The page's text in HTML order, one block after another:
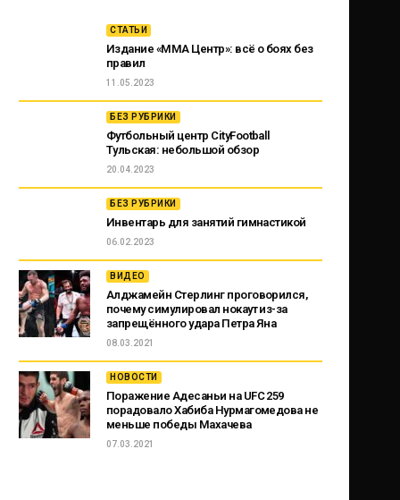
СТАТЬИ
Издание «ММА Центр»: всё о боях без
правил
11.05.2023
БЕЗ РУБРИКИ
Футбольный центр CityFootball
Тульская: небольшой обзор
20.04.2023
БЕЗ РУБРИКИ
Инвентарь для занятий гимнастикой
06.02.2023
ВИДЕО
Алджамейн Стерлинг проговорился,
почему симулировал нокаут из-за
запрещённого удара Петра Яна
08.03.2021
НОВОСТИ
Поражение Адесаньи на UFC 259
порадовало Хабиба Нурмагомедова не
меньше победы Махачева
07.03.2021